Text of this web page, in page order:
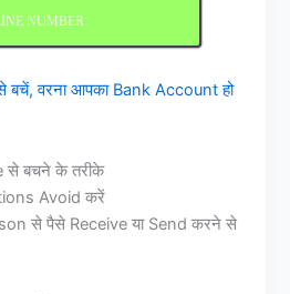
NUMBER
बचें, वरना आपका Bank Account हो
से बचने के तरीके
Avoid करें
से पैसे Receive या Send करने से